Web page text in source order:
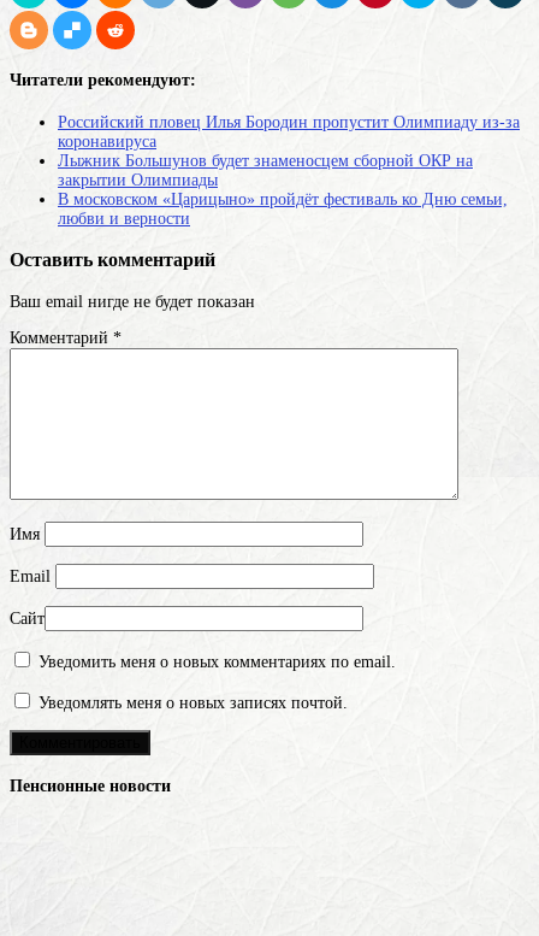
Читатели рекомендуют:
Российский пловец Илья Бородин пропустит Олимпиаду из-за
коронавируса
Лыжник Большунов будет знаменосцем сборной ОКР на
закрытии Олимпиады
В московском «Царицыно» пройдёт фестиваль ко Дню семьи,
любви и верности
Оставить комментарий
Ваш email нигде не будет показан
Комментарий *
Имя
Email
Сайт
Уведомить меня о новых комментариях по email.
Уведомлять меня о новых записях почтой.
Пенсионные новости